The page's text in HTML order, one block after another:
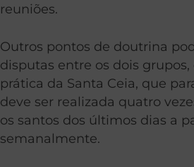
reuniões.
Outros pontos de doutrina
disputas entre os dois
prática da Santa Ceia, que
deve ser realizada quatro
os santos dos últimos dias a
semanalmente.